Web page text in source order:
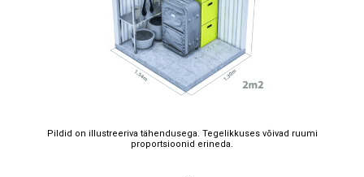
Pildid on illustreeriva tähendusega. Tegelikkuses võivad ruumi
proportsioonid erineda.